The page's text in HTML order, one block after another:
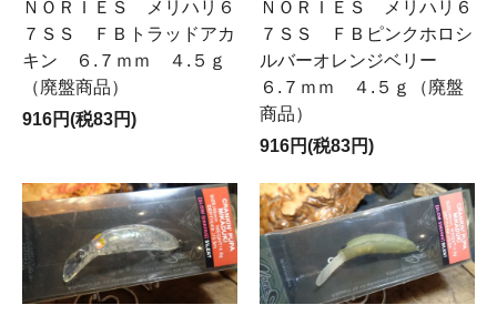
ＮＯＲＩＥＳ メリハリ６
７ＳＳ ＦＢトラッドアカ
キン ６.７ｍｍ ４.５ｇ
（廃盤商品）
916円(税83円)
ＮＯＲＩＥＳ メリハリ６
７ＳＳ ＦＢピンクホロシ
ルバーオレンジベリー
６.７ｍｍ ４.５ｇ（廃盤
商品）
916円(税83円)